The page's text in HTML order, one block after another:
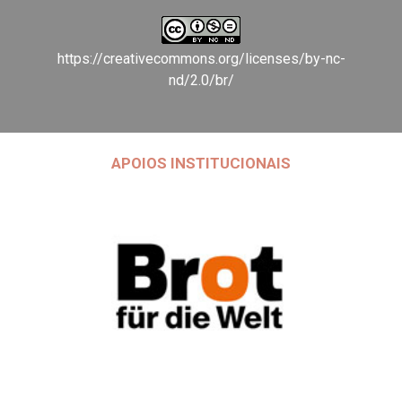
https://creativecommons.org/licenses/by-nc-
nd/2.0/br/
APOIOS INSTITUCIONAIS